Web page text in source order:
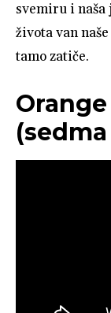
svemiru i
života van
tamo zatiče.